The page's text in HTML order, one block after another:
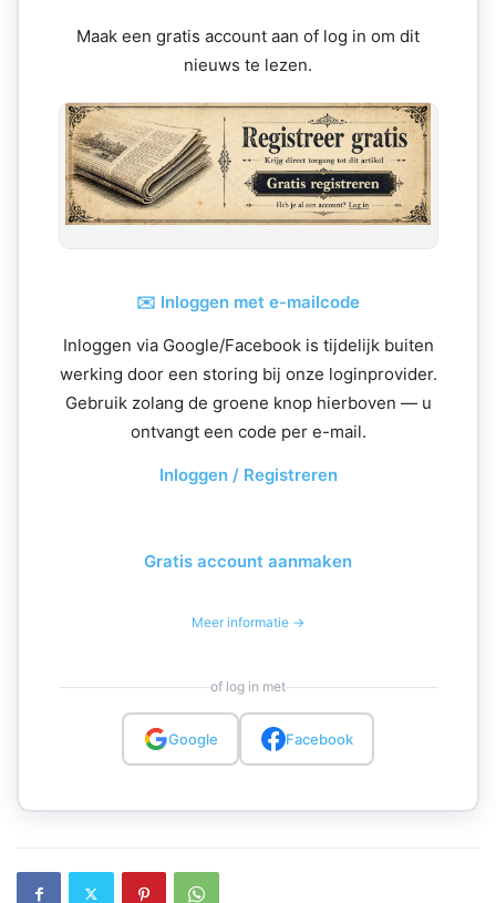
Maak een gratis account aan of log in om dit
nieuws te lezen.
✉️ Inloggen met e-mailcode
Inloggen via Google/Facebook is tijdelijk buiten
werking door een storing bij onze loginprovider.
Gebruik zolang de groene knop hierboven — u
ontvangt een code per e-mail.
Inloggen / Registreren
Gratis account aanmaken
Meer informatie →
of log in met
Google Facebook